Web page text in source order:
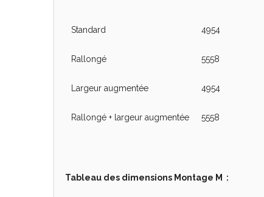
Standard 4954
Rallongé 5558
Largeur augmentée 4954
Rallongé + largeur augmentée 5558
Tableau des dimensions Montage M :